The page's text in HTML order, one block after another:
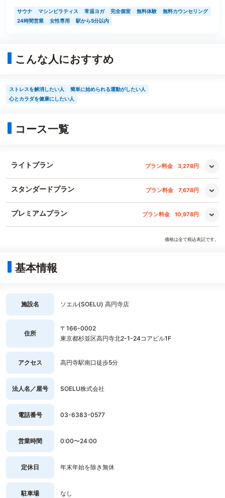
サウナ マシンピラティス 常温ヨガ 完全個室 無料体験
無料カウンセリング
24時間営業
女性専用 駅から5分以内
こんな人におすすめ
ストレスを解消したい人
簡単に始められる運動がしたい人
心とカラダを健康にしたい人
コース一覧
ライトプラン プラン料金 3,278円
スタンダードプラン プラン料金 7,678円
プレミアムプラン プラン料金 10,978円
価格は全て税込表記です。
基本情報
施設名 ソエル(SOELU) 高円寺店
住所
〒166-0002
東京都杉並区高円寺北2-1-24コアビル1F
アクセス 高円寺駅南口徒歩5分
法人名／屋号 SOELU株式会社
電話番号 03-6383-0577
営業時間 0:00〜24:00
定休日 年末年始を除き無休
駐車場 なし